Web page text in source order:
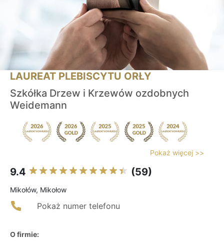
LAUREAT PLEBISCYTU ORŁY
Szkółka Drzew i Krzewów ozdobnych
Weidemann
Pokaż więcej >>
9.4 (59)
Mikołów, Mikołow
Pokaż numer telefonu
O firmie: